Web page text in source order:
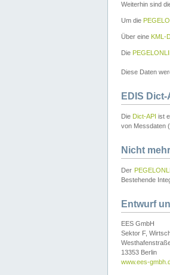
Weiterhin sind
Um die
Über eine KML-
Die
Diese Daten
EDIS Dict-
Die Dict-API ist
von Messdaten
Nicht
Der
Bestehende
Entwurf
EES GmbH
Sektor F,
13353 Berlin
www.ees-